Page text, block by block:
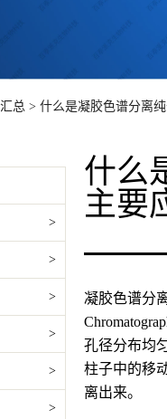
总 > 什么是凝胶色谱分离
>
>
>
>
>
>
什么
主要
凝胶色谱分
孔径分布均
柱子中的移
离出来。